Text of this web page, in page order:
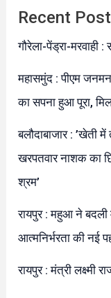
Recent
गौरेला-पेंड्रा-
महासमुंद : पीएम
का सपना हुआ पूरा,
बलौदाबाजार : ’खेती
खरपतवार नाशक का
श्रम’
रायपुर : महुआ ने
आत्मनिर्भरता की नई
रायपुर : मंत्री लक्ष्मी